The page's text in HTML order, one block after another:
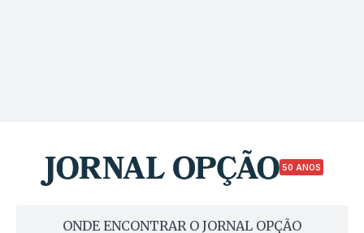
50 ANOS
ONDE ENCONTRAR O JORNAL OPÇÃO